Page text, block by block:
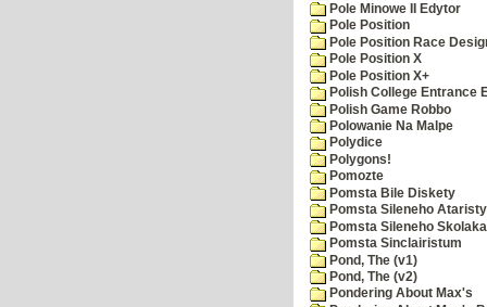
Pole Minowe II Edytor
Pole Position
Pole Position Race
Pole Position X
Pole Position X+
Polish College Entrance
Polish Game Robbo
Polowanie Na Malpe
Polydice
Polygons!
Pomozte
Pomsta Bile Diskety
Pomsta Sileneho Ataristy
Pomsta Sileneho Skolaka
Pomsta Sinclairistum
Pond, The (v1)
Pond, The (v2)
Pondering About Max's